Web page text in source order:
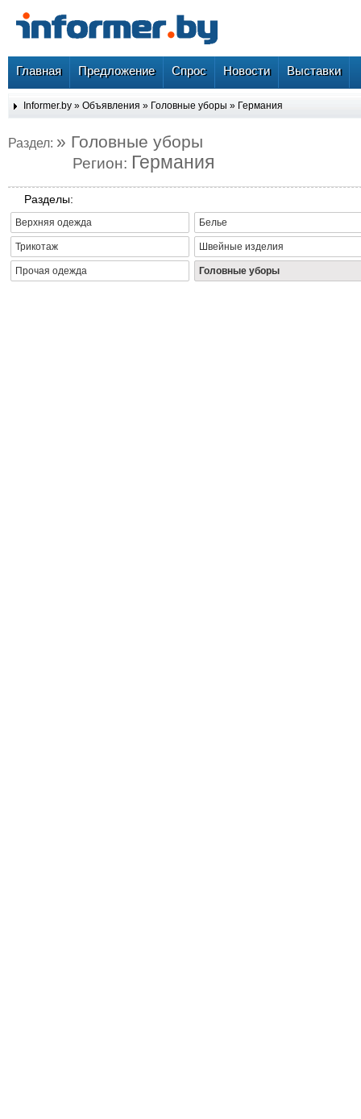
Главная Предложение Спрос Новости Выставки
Informer.by » Объявления » Головные уборы » Германия
Раздел: » Головные уборы
Регион: Германия
Разделы:
Верхняя одежда Белье
Трикотаж Швейные изделия
Прочая одежда Головные уборы